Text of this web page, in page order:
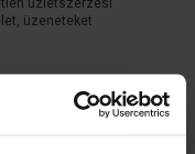
üzletszerzési
üzeneteket
a Money